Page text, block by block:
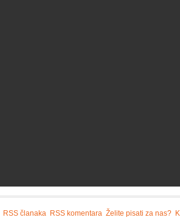
RSS članaka RSS komentara Želite pisati za nas?